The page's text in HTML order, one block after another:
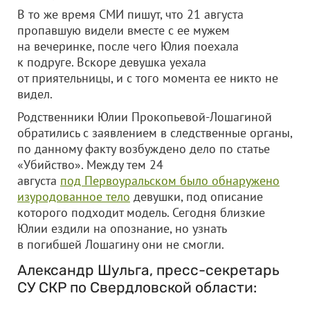
В то же время СМИ пишут, что 21 августа
пропавшую видели вместе с ее мужем
на вечеринке, после чего Юлия поехала
к подруге. Вскоре девушка уехала
от приятельницы, и с того момента ее никто не
видел.
Родственники Юлии Прокопьевой-Лошагиной
обратились с заявлением в следственные органы,
по данному факту возбуждено дело по статье
«Убийство». Между тем 24
августа под Первоуральском было обнаружено
изуродованное тело девушки, под описание
которого подходит модель. Сегодня близкие
Юлии ездили на опознание, но узнать
в погибшей Лошагину они не смогли.
Александр Шульга, пресс-секретарь
СУ СКР по Свердловской области: